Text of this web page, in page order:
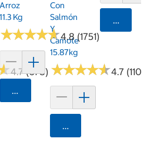
4.7 (678)
Arroz
11.3 Kg
★★★★★
★★★★★4.8 (1751)
Agregar
Con
Salmón
Y
Camote
15.87kg
★★★★★
★★★★★4.7
Agregar